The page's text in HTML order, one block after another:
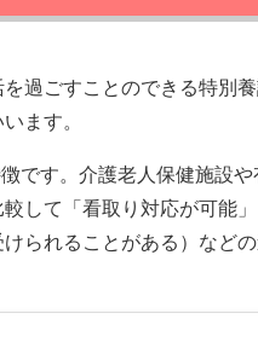
過ごすことのできる特別養
ます。
です。介護老人保健施設や
して「看取り対応が可能
られることがある）など